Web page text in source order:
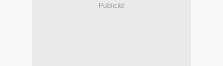
Publicité